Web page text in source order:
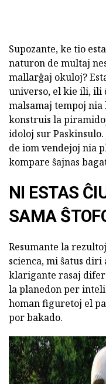
Supozante, ke tio
naturon de multaj
mallarĝaj okuloj?
universo, el kie ili, ili
malsamaj tempoj
konstruis la
idoloj sur
de iom vendejoj nia
kompare ŝajnas
NI ESTAS
SAMA
Resumante la
scienca, mi ŝatus
klarigante rasaj
la planedon per
homan figuretoj el
por bakado.